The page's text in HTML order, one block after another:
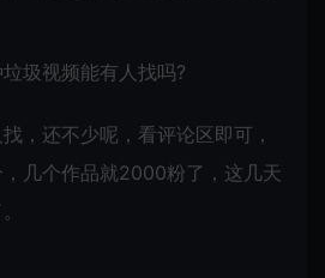
圾视频能有人找吗?
，还不少呢，看评论区即可，
几个作品就2000粉了，这几天